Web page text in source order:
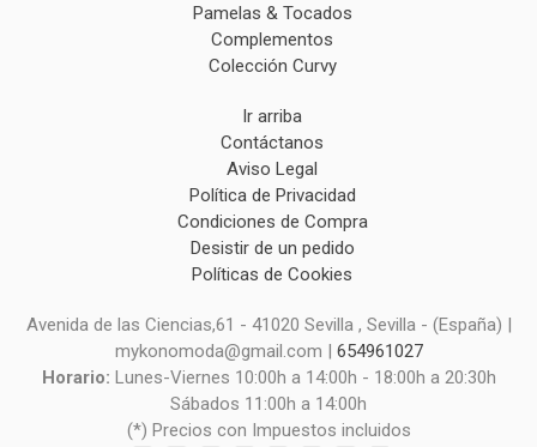
Pamelas & Tocados
Complementos
Colección Curvy
Ir arriba
Contáctanos
Aviso Legal
Política de Privacidad
Condiciones de Compra
Desistir de un pedido
Políticas de Cookies
Avenida de las Ciencias,61 - 41020 Sevilla , Sevilla - (España) |
mykonomoda@gmail.com | 654961027
Horario: Lunes-Viernes 10:00h a 14:00h - 18:00h a 20:30h
Sábados 11:00h a 14:00h
(*) Precios con Impuestos incluidos